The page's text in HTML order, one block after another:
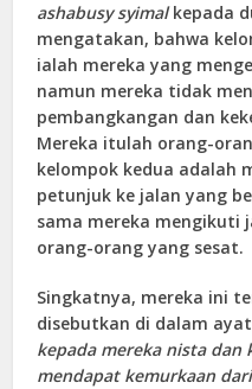
ashabusy syimalkepada
mengatakan, bahwa
ialah mereka yang
namun mereka tidak
pembangkangan dan
Mereka itulah orang-
kelompok kedua adalah
petunjuk ke jalan yang
sama mereka mengikuti
orang-orang yang sesat.
Singkatnya, mereka ini
disebutkan di dalam
kepada mereka nista dan
mendapat kemurkaan